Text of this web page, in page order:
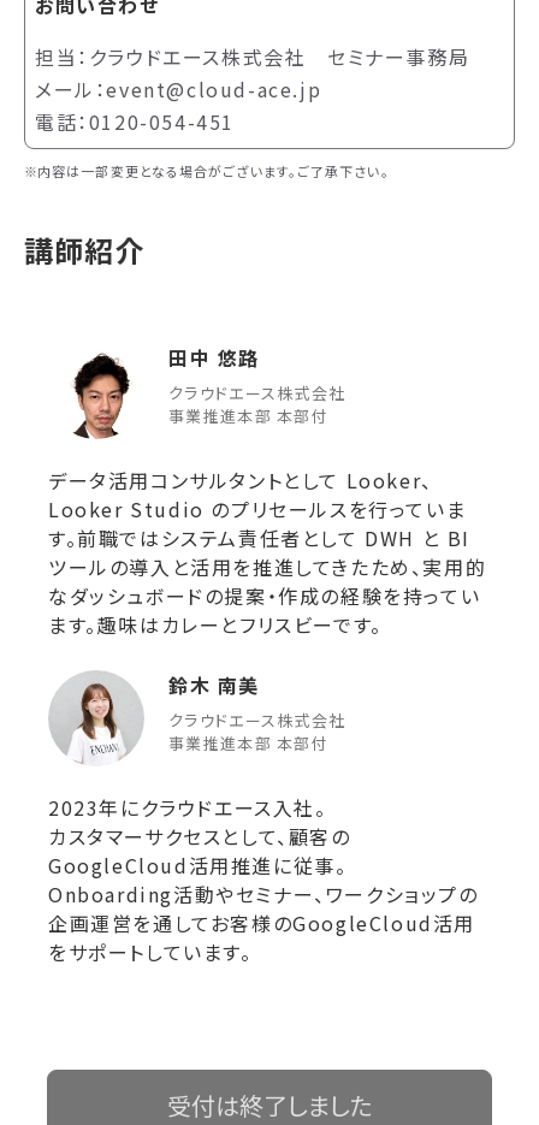
担当：クラウドエース株式会社 セミナー事務局
メール：event@cloud-ace.jp
電話：0120-054-451
内容は一部変更となる場合がございます。ご了承下さい。
講師紹介
田中 悠路
クラウドエース株式会社
事業推進本部 本部付
データ活用コンサルタントとして Looker、
Looker Studio のプリセールスを行っていま
す。前職ではシステム責任者として DWH と BI
ツールの導入と活用を推進してきたため、実用的
なダッシュボードの提案・作成の経験を持ってい
ます。趣味はカレーとフリスビーです。
鈴木 南美
クラウドエース株式会社
事業推進本部 本部付
2023年にクラウドエース入社。
カスタマーサクセスとして、顧客の
GoogleCloud活用推進に従事。
Onboarding活動やセミナー、ワークショップの
企画運営を通してお客様のGoogleCloud活用
をサポートしています。
受付は終了しました